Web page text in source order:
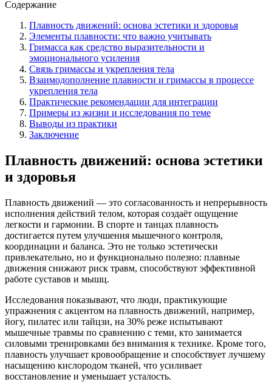
Содержание
Плавность движений: основа эстетики и здоровья
Элементы плавности: что важно учитывать
Гримасса как средство выразительности и
эмоционального усиления
Связь гримассы и укрепления тела
Взаимодополнение плавности и гримассы в процессе
укрепления тела
Практические рекомендации для интеграции
Примеры из жизни и исследования по теме
Выводы из практики
Заключение
Плавность движений: основа эстетики
и здоровья
Плавность движений — это согласованность и непрерывность
исполнения действий телом, которая создаёт ощущение
легкости и гармонии. В спорте и танцах плавность
достигается путем улучшения мышечного контроля,
координации и баланса. Это не только эстетически
привлекательно, но и функционально полезно: плавные
движения снижают риск травм, способствуют эффективной
работе суставов и мышц.
Исследования показывают, что люди, практикующие
упражнения с акцентом на плавность движений, например,
йогу, пилатес или тайцзи, на 30% реже испытывают
мышечные травмы по сравнению с теми, кто занимается
силовыми тренировками без внимания к технике. Кроме того,
плавность улучшает кровообращение и способствует лучшему
насыщению кислородом тканей, что усиливает
восстановление и уменьшает усталость.